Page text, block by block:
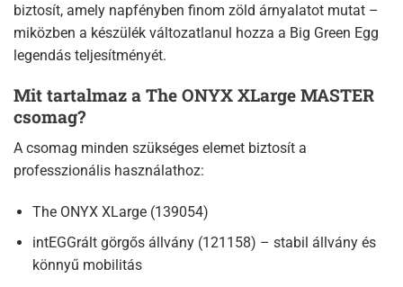
biztosít, amely napfényben finom zöld árnyalatot mutat –
miközben a készülék változatlanul hozza a Big Green Egg
legendás teljesítményét.
Mit tartalmaz a The ONYX XLarge MASTER
csomag?
A csomag minden szükséges elemet biztosít a
professzionális használathoz:
The ONYX XLarge (139054)
intEGGrált görgős állvány (121158) – stabil állvány és
könnyű mobilitás